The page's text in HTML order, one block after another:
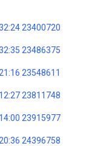
23400720
23486375
23548611
23811748
23915977
24396758